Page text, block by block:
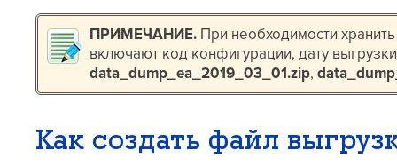
ПРИМЕЧАНИЕ. При необходимости
включают код конфигурации, дату
data_dump_ea_2019_03_01.zip,
Как создать файл